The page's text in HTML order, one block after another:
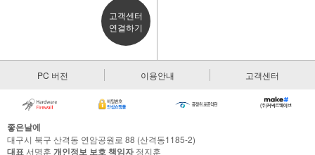
고객센터
연결하기
PC 버전 이용안내 고객센터
좋은날에
대구시 북구 산격동 연암공원로 88 (산격동1185-2)
대표 서명훈 개인정보 보호 책임자정지훈